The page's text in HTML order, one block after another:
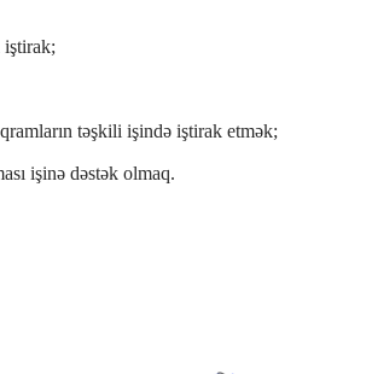
iştirak;
təşkili işində iştirak etmək;
işinə dəstək olmaq.